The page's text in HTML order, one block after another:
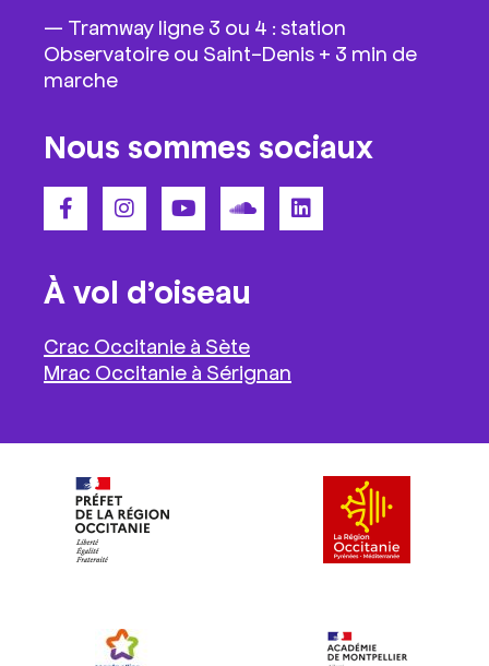
— Tramway ligne 3 ou 4 : station
Observatoire ou Saint-Denis + 3 min de
marche
Nous sommes sociaux
À vol d’oiseau
Crac Occitanie à Sète
Mrac Occitanie à Sérignan